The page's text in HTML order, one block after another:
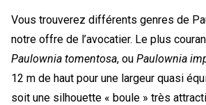
Vous trouverez différents genres de
notre offre de l’avocatier. Le plus
Paulownia tomentosa, ou Paulownia
12 m de haut pour une largeur quasi
soit une silhouette « boule » très